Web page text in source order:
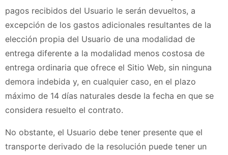
pagos recibidos del Usuario le serán devueltos, a
excepción de los gastos adicionales resultantes de la
elección propia del Usuario de una modalidad de
entrega diferente a la modalidad menos costosa de
entrega ordinaria que ofrece el Sitio Web, sin ninguna
demora indebida y, en cualquier caso, en el plazo
máximo de 14 días naturales desde la fecha en que se
considera resuelto el contrato.
No obstante, el Usuario debe tener presente que el
transporte derivado de la resolución puede tener un